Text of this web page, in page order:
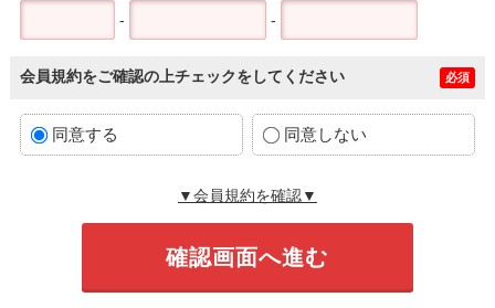
- -
会員規約をご確認の上チェックをしてください 必須
同意する 同意しない
▼会員規約を確認▼